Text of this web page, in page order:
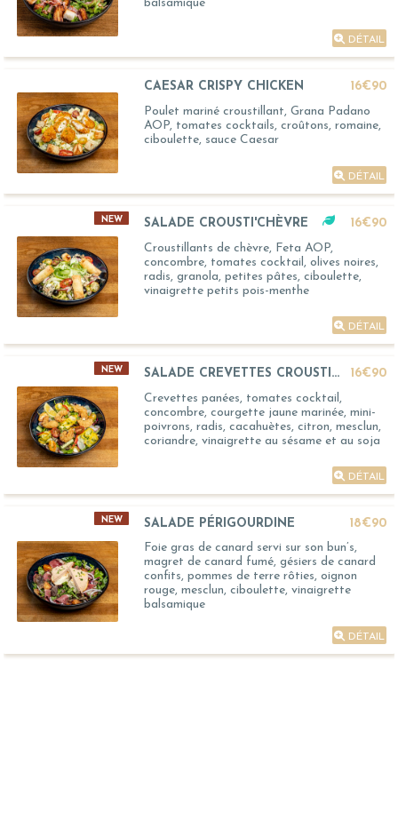
balsamique
DÉTAIL
CAESAR CRISPY CHICKEN
16€90
Poulet mariné croustillant, Grana Padano
AOP, tomates cocktails, croûtons, romaine,
ciboulette, sauce Caesar
DÉTAIL
NEW SALADE CROUSTI'CHÈVRE
16€90
Croustillants de chèvre, Feta AOP,
concombre, tomates cocktail, olives noires,
radis, granola, petites pâtes, ciboulette,
vinaigrette petits pois-menthe
DÉTAIL
NEW SALADE CREVETTES CROUSTILLANTES
16€90
Crevettes panées, tomates cocktail,
concombre, courgette jaune marinée, mini-
poivrons, radis, cacahuètes, citron, mesclun,
coriandre, vinaigrette au sésame et au soja
DÉTAIL
NEW SALADE PÉRIGOURDINE
18€90
Foie gras de canard servi sur son bun’s,
magret de canard fumé, gésiers de canard
confits, pommes de terre rôties, oignon
rouge, mesclun, ciboulette, vinaigrette
balsamique
DÉTAIL